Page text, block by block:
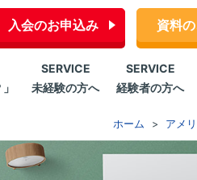
入会のお申込み 資料
SERVICE
未経験の方へ
SERVICE
経験者の方へ
ホーム アメ